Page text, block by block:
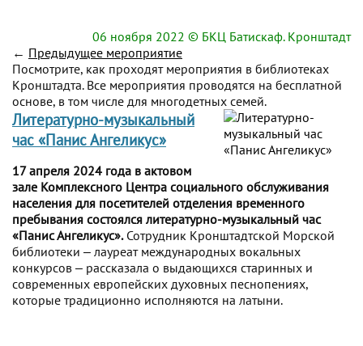
06 ноября 2022 © БКЦ Батискаф. Кронштадт
← Предыдущее мероприятие
Посмотрите, как проходят мероприятия в библиотеках
Кронштадта. Все мероприятия проводятся на бесплатной
основе, в том числе для многодетных семей.
Литературно-музыкальный
час «Панис Ангеликус»
17 апреля 2024 года в актовом
зале Комплексного Центра социального обслуживания
населения для посетителей отделения временного
пребывания состоялся литературно-музыкальный час
«Панис Ангеликус».Сотрудник Кронштадтской Морской
библиотеки ‒ лауреат международных вокальных
конкурсов ‒ рассказала о выдающихся старинных и
современных европейских духовных песнопениях,
которые традиционно исполняются на латыни.